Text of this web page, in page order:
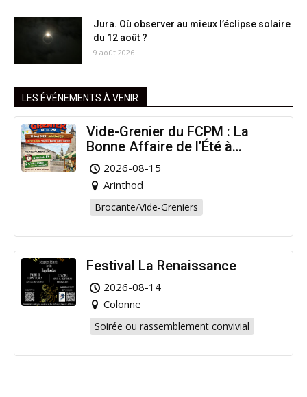
Jura. Où observer au mieux l’éclipse solaire
du 12 août ?
9 août 2026
LES ÉVÉNEMENTS À VENIR
Vide-Grenier du FCPM : La
Bonne Affaire de l’Été à
Arinthod !
2026-08-15
Arinthod
Brocante/Vide-Greniers
Festival La Renaissance
2026-08-14
Colonne
Soirée ou rassemblement convivial